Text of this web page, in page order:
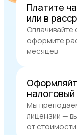
Платите
или в
Оплачивайте
оформите
месяцев
Мы
лицензии —
от